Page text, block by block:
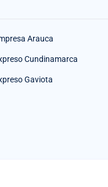
Arauca
Cundinamarca
Gaviota